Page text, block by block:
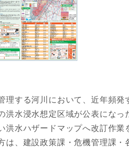
理する河川において、近年頻
洪水浸水想定区域が公表にな
洪水ハザードマップへ改訂作業
は、建設政策課・危機管理課